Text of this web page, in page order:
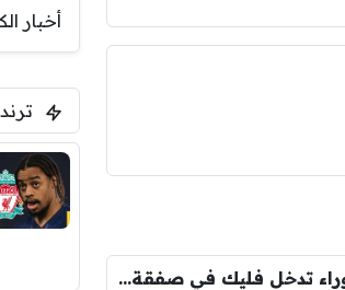
السبب الحقيقي وراء تدخل فليك في صفقة رودري
أخبار